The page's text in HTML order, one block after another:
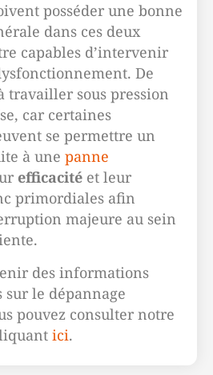
posséder une bonne
dans ces deux
capables d’intervenir
De
travailler sous pression
car certaines
se permettre un
à une panne
efficacité et leur
primordiales afin
majeure au sein
des informations
le dépannage
pouvez consulter notre
ici.